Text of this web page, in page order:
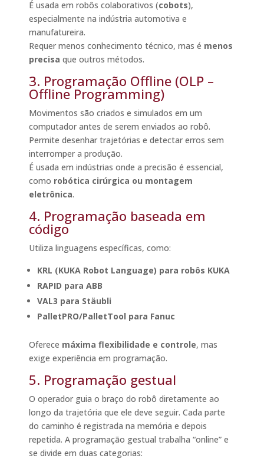
É usada em robôs colaborativos (cobots),
especialmente na indústria automotiva e
manufatureira.
Requer menos conhecimento técnico, mas é menos
precisa que outros métodos.
3. Programação Offline (OLP –
Offline Programming)
Movimentos são criados e simulados em um
computador antes de serem enviados ao robô.
Permite desenhar trajetórias e detectar erros sem
interromper a produção.
É usada em indústrias onde a precisão é essencial,
como robótica cirúrgica ou montagem
eletrônica.
4. Programação baseada em
código
Utiliza linguagens específicas, como:
KRL (KUKA Robot Language) para robôs KUKA
RAPID para ABB
VAL3 para Stäubli
PalletPRO/PalletTool para Fanuc
Oferece máxima flexibilidade e controle, mas
exige experiência em programação.
5. Programação gestual
O operador guia o braço do robô diretamente ao
longo da trajetória que ele deve seguir. Cada parte
do caminho é registrada na memória e depois
repetida. A programação gestual trabalha “online” e
se divide em duas categorias: